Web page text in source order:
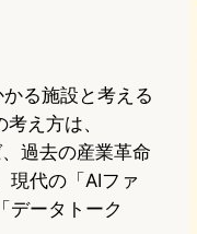
る施設と考える
え方は、
過去の産業革命
現代の「AIファ
データトーク